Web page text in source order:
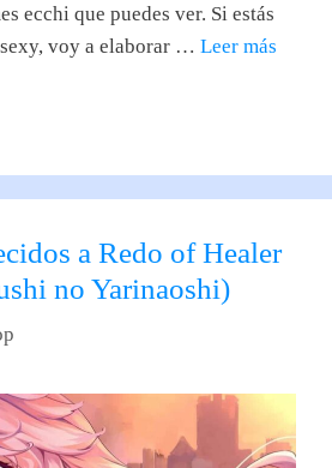
ecchi que puedes ver. Si estás
voy a elaborar … Leer más
a Redo of Healer
no Yarinaoshi)